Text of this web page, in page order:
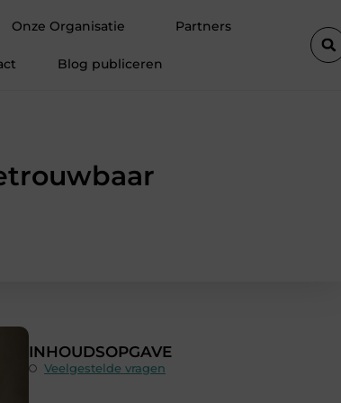
Onze Organisatie Partners
Blog publiceren
INHOUDSOPGAVE
Veelgestelde vragen